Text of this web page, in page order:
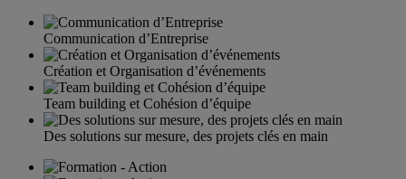
Communication d’Entreprise
Création et Organisation d’événements
Team building et Cohésion d’équipe
Des solutions sur mesure, des projets clés en main